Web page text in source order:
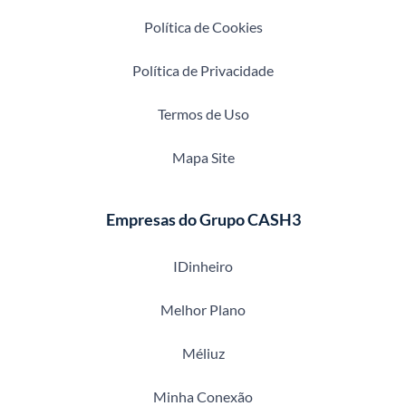
Política de Cookies
Política de Privacidade
Termos de Uso
Mapa Site
Empresas do Grupo CASH3
IDinheiro
Melhor Plano
Méliuz
Minha Conexão